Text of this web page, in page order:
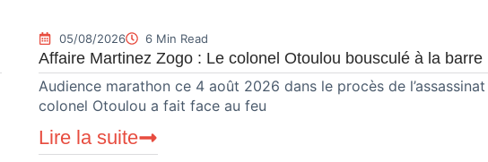
05/08/2026 6 Min Read
Affaire Martinez Zogo : Le colonel Otoulou bousculé à la barre
Audience marathon ce 4 août 2026 dans le procès de
colonel Otoulou a fait face au feu
Lire la suite